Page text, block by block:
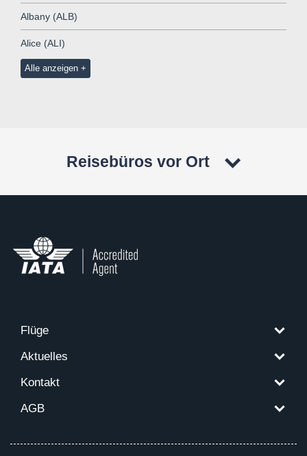
Albany (ALB)
Alice (ALI)
Alle anzeigen
Reisebüros vor Ort
Flüge
Aktuelles
Kontakt
AGB